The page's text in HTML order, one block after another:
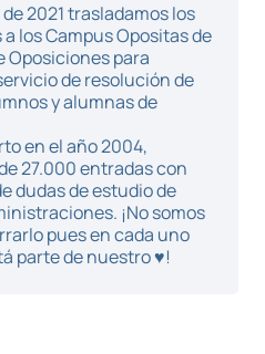
2021 trasladamos los
los Campus Opositas de
Oposiciones para
de resolución de
y alumnas de
en el año 2004,
27.000 entradas con
dudas de estudio de
¡No somos
pues en cada uno
parte de nuestro ♥!